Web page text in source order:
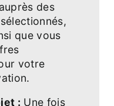
des
que vous
votre
: Une fois